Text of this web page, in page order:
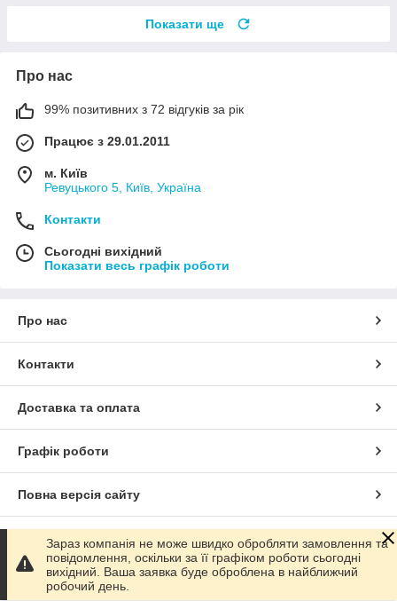
Показати ще
Про нас
99% позитивних з 72 відгуків за рік
Працює з 29.01.2011
м. Київ
Ревуцького 5, Київ, Україна
Контакти
Сьогодні вихідний
Показати весь графік роботи
Про нас
Контакти
Доставка та оплата
Графік роботи
Повна версія сайту
Сайт створено на маркетплейсі Prom.ua
Політика конфіденційності
Зараз компанія не може швидко обробляти замовлення та
повідомлення, оскільки за її графіком роботи сьогодні
вихідний. Ваша заявка буде оброблена в найближчий
робочий день.